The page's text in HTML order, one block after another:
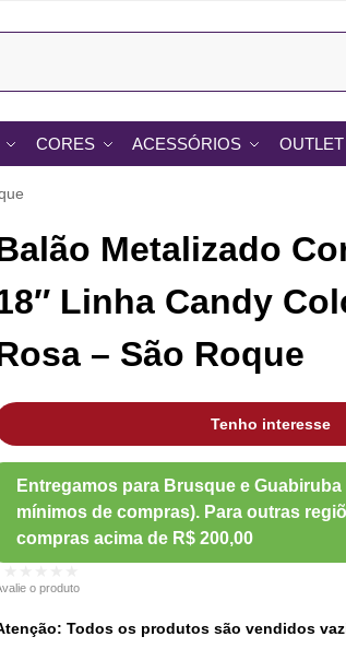
CORES ACESSÓRIOS OUTLET
Metalizado
Linha Candy
– São Roque
Tenho interesse
o produto
Todos os produtos são vendidos